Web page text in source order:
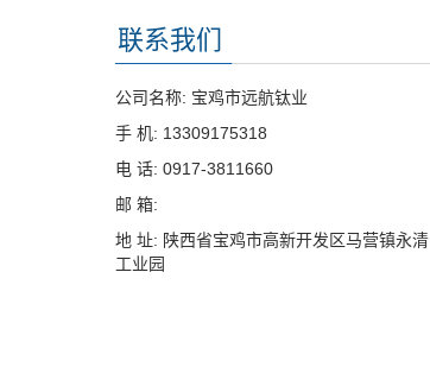
联系我们
公司名称: 宝鸡市远航钛业
手 机: 13309175318
电 话: 0917-3811660
邮 箱:
地 址: 陕西省宝鸡市高新开发区马营镇永清
工业园